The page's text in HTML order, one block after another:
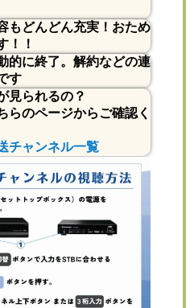
もどんどん充実！おため
！！
的に終了。解約などの連
す
見られるの？
らのページからご確認く
チャンネル一覧